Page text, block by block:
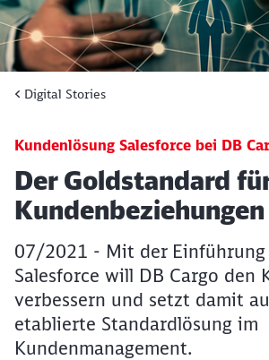
Digital Stories
Kundenlösung Salesforce bei DB
Artikel:
Der Goldstandard
Kundenbeziehungen
07/2021 - Mit der Einführung
Salesforce will DB Cargo den
verbessern und setzt damit
etablierte Standardlösung im
Kundenmanagement.